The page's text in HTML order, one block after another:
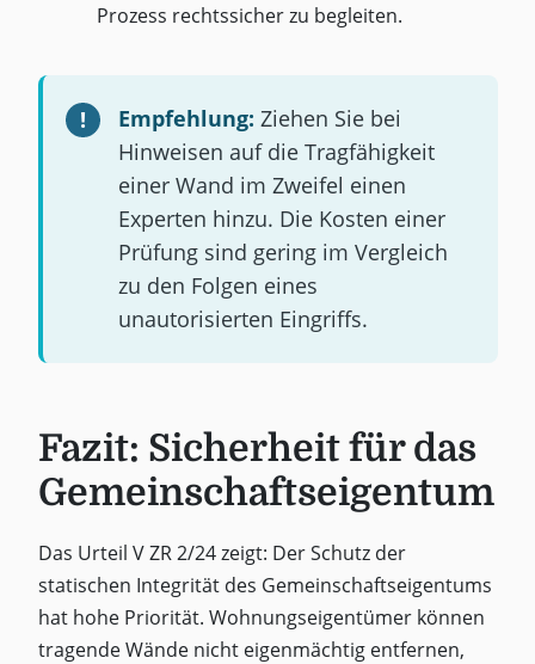
Prozess rechtssicher zu begleiten.
Empfehlung: Ziehen Sie bei
Hinweisen auf die Tragfähigkeit
einer Wand im Zweifel einen
Experten hinzu. Die Kosten einer
Prüfung sind gering im Vergleich
zu den Folgen eines
unautorisierten Eingriffs.
Fazit: Sicherheit für das
Gemeinschaftseigentum
Das Urteil V ZR 2/24 zeigt: Der Schutz der
statischen Integrität des Gemeinschaftseigentums
hat hohe Priorität. Wohnungseigentümer können
tragende Wände nicht eigenmächtig entfernen,